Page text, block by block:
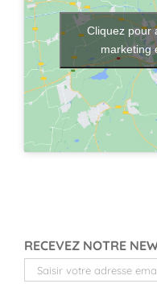
Cliquez pour
marketing
RECEVEZ NOTRE